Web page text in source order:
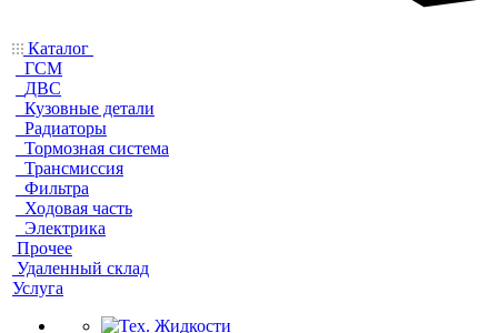
Каталог
ГСМ
ДВС
Кузовные детали
Радиаторы
Тормозная система
Трансмиссия
Фильтра
Ходовая часть
Электрика
Прочее
Удаленный склад
Услуга